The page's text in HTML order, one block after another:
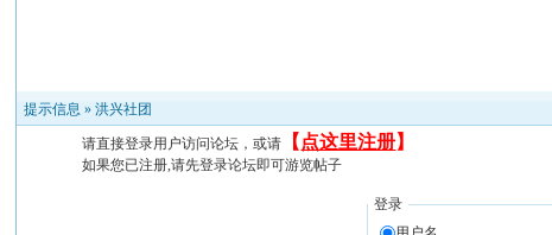
提示信息 »洪兴社团
请直接登录用户访问论坛，或请 【 点这里注册】
如果您已注册,请先登录论坛即可游览帖子
登录